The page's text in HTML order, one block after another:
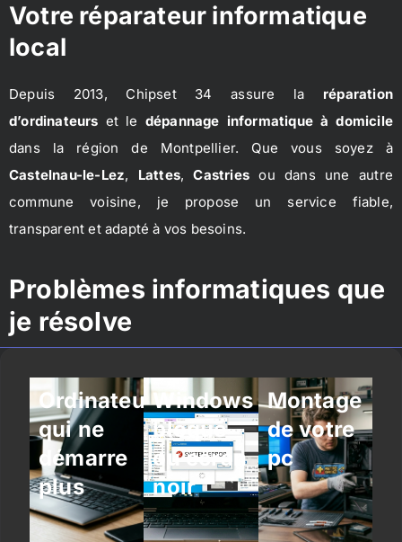
Votre réparateur informatique
local
Depuis 2013, Chipset 34 assure la réparation
d’ordinateurs et le dépannage informatique à domicile
dans la région de Montpellier. Que vous soyez à
Castelnau-le-Lez, Lattes,Castries ou dans une autre
commune voisine, je propose un service fiable,
transparent et adapté à vos besoins.
Problèmes informatiques que
je résolve
Ordinateur
qui ne
démarre
plus
Windows
bloqué
ou écran
noir
Montage
de votre
pc